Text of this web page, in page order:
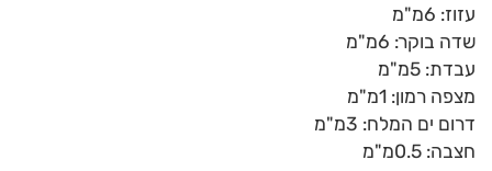
עזוז: 6מ"מ
שדה בוקר: 6מ"מ
עבדת: 5מ"מ
מצפה רמון: 1מ"מ
דרום ים המלח: 3מ"מ
חצבה: 0.5מ"מ